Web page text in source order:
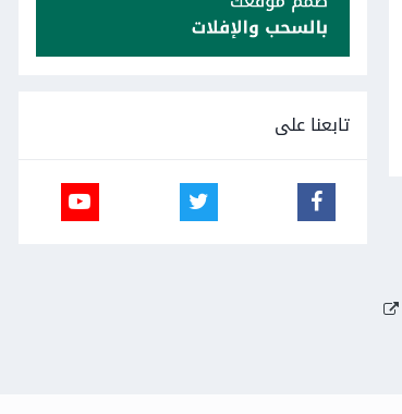
تابعنا على